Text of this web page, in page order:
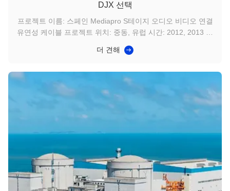
DJX 선택
프로젝트 이름: 스페인 Mediapro S테이지 오디오 비디오 연결
유연성 케이블 프로젝트 위치: 중동, 유럽 시간: 2012, 2013 프
시청각 배포 분야에서 독보적인 유럽 시청각 부문의 선두 그룹
배포하는 데 필요한 창의성과 기술 솔루션을 제공합니다. 4개
대륙 28개국에 50개의 사무소를 두고 전 세계적으로 운영되는
GRUP MEDIAPRO는 최첨단 기술을 사용하여 전 세계 어디에
더 견해